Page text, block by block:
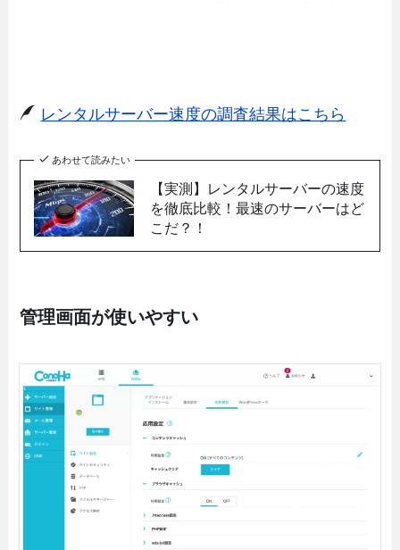
レンタルサーバー速度の調査結果はこちら
あわせて読みたい
【実測】レンタルサーバーの速度
を徹底比較！最速のサーバーはど
こだ？！
管理画面が使いやすい